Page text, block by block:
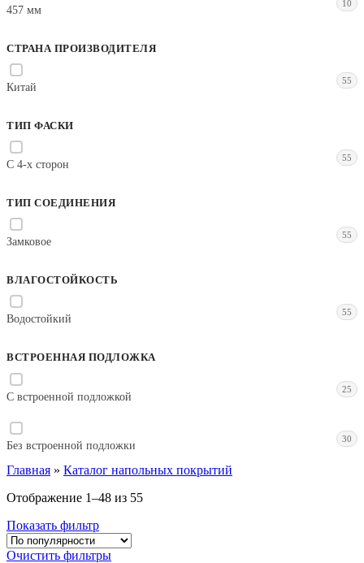
457 мм
10
СТРАНА ПРОИЗВОДИТЕЛЯ
Китай
55
ТИП ФАСКИ
С 4-х сторон
55
ТИП СОЕДИНЕНИЯ
Замковое
55
ВЛАГОСТОЙКОСТЬ
Водостойкий
55
ВСТРОЕННАЯ ПОДЛОЖКА
C встроенной подложкой
25
Без встроенной подложки
30
Главная » Каталог напольных покрытий
Отображение 1–48 из 55
Показать фильтр
Очистить фильтры